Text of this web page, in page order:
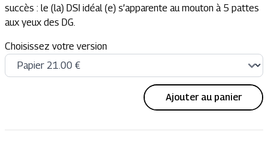
succès : le (la) DSI idéal (e) s’apparente au mouton à 5 pattes
aux yeux des DG.
Choisissez votre version
Ajouter au panier